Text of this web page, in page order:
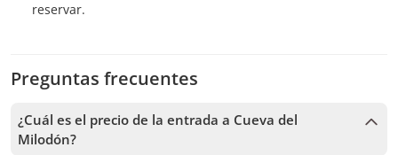
reservar.
Preguntas frecuentes
¿Cuál es el precio de la entrada a Cueva del
Milodón?